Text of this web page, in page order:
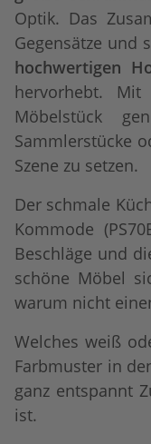
Optik. Das
Gegensätze und
hochwertigen
hervorhebt. Mit
Möbelstück
Sammlerstücke
Szene zu setzen.
Der schmale
Kommode
Beschläge und
schöne Möbel
warum nicht
Welches weiß
Farbmuster in
ganz entspannt
ist.